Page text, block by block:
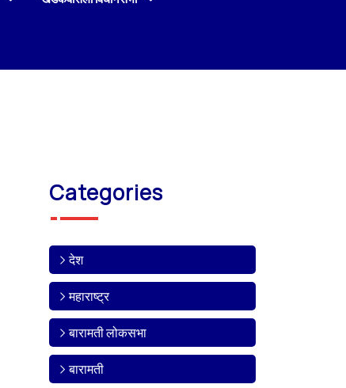
Categories
देश
महाराष्ट्र
बारामती लोकसभा
बारामती